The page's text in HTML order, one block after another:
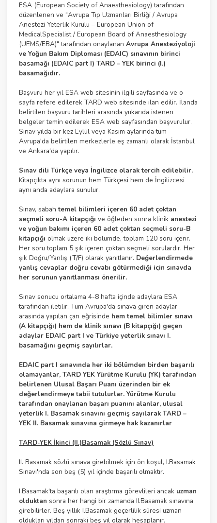
ESA (European Society of Anaesthesiology) tarafından
düzenlenen ve "Avrupa Tıp Uzmanları Birliği / Avrupa
Anestezi Yeterlik Kurulu – European Union of
MedicalSpecialist / European Board of Anaesthesiology
(UEMS/EBA)" tarafından onaylanan Avrupa Anesteziyoloji
ve Yoğun Bakım Diploması (EDAIC) sınavının birinci
basamağı (EDAIC part I) TARD – YEK birinci (I.)
basamağıdır.
Başvuru her yıl ESA web sitesinin ilgili sayfasında ve o
sayfa refere edilerek TARD web sitesinde ilan edilir. İlanda
belirtilen başvuru tarihleri arasında yukarıda istenen
belgeler temin edilerek ESA web sayfasından başvurulur.
Sınav yılda bir kez Eylül veya Kasım aylarında tüm
Avrupa'da belirtilen merkezlerle eş zamanlı olarak İstanbul
ve Ankara'da yapılır.
Sınav dili Türkçe veya İngilizce olarak tercih edilebilir.
Kitapçıkta aynı sorunun hem Türkçesi hem de İngilizcesi
aynı anda adaylara sunulur.
Sınav, sabahtemel bilimleri içeren 60 adet çoktan
seçmeli soru-A kitapçığı ve öğleden sonra klinik anestezi
ve yoğun bakımı içeren 60 adet çoktan seçmeli soru-B
kitapçığı olmak üzere iki bölümde, toplam 120 soru içerir.
Her soru toplam 5 şık içeren çoktan seçmeli sorulardır. Her
şık Doğru/Yanlış (T/F) olarak yanıtlanır. Değerlendirmede
yanlış cevaplar doğru cevabı götürmediği için sınavda
her sorunun yanıtlanması önerilir.
Sınav sonucu ortalama 4-8 hafta içinde adaylara ESA
tarafından iletilir. Tüm Avrupa'da sınava giren adaylar
arasında yapılan çan eğrisinde hem temel bilimler sınavı
(A kitapçığı) hem de klinik sınavı (B kitapçığı) geçen
adaylar EDAIC part I ve Türkiye yeterlik sınavı I.
basamağını geçmiş sayılırlar.
EDAIC part I sınavında her iki bölümden birden başarılı
olamayanlar, TARD YEK Yürütme Kurulu (YK) tarafından
belirlenen Ulusal Başarı Puanı üzerinden bir ek
değerlendirmeye tabii tutulurlar. Yürütme Kurulu
tarafından onaylanan başarı puanını alanlar, ulusal
yeterlik I. Basamak sınavını geçmiş sayılarak TARD –
YEK II. Basamak sınavına girmeye hak kazanırlar
TARD-YEK İkinci (II.)Basamak (Sözlü Sınav)
II. Basamak sözlü sınava girebilmek için ön koşul, I.Basamak
Sınavı'nda son beş (5) yıl içinde başarılı olmaktır.
I.Basamak'ta başarılı olan araştırma görevlileri ancak uzman
olduktan sonra her hangi bir zamanda II.Basamak sınavına
girebilirler. Beş yıllık I.Basamak geçerlilik süresi uzman
oldukları yıldan sonraki beş yıl olarak hesaplanır.